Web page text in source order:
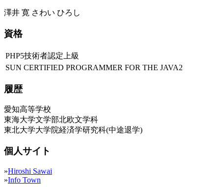
澤井 寛 さわい ひろし
資格
PHP5技術者認定上級
SUN CERTIFIED PROGRAMMER FOR THE JAVA2
履歴
愛知高等学校
東海大学文学部北欧文学科
東北大学大学院経済学研究科(中途退学)
個人サイト
»Hiroshi Sawai
»Info Town